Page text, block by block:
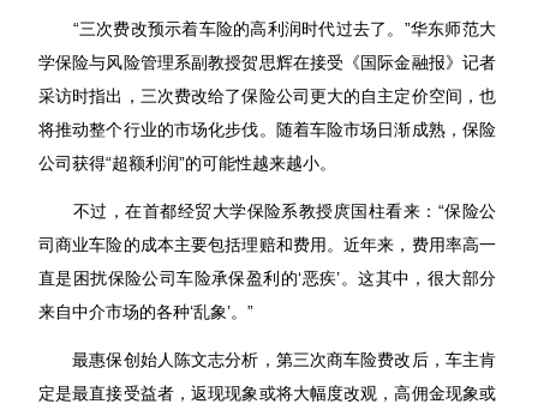
“三次费改预示着车险的高利润时代过去了。”华东师范大
学保险与风险管理系副教授贺思辉在接受《国际金融报》记者
采访时指出，三次费改给了保险公司更大的自主定价空间，也
将推动整个行业的市场化步伐。随着车险市场日渐成熟，保险
公司获得“超额利润”的可能性越来越小。
不过，在首都经贸大学保险系教授庹国柱看来：“保险公
司商业车险的成本主要包括理赔和费用。近年来，费用率高一
直是困扰保险公司车险承保盈利的‘恶疾’。这其中，很大部分
来自中介市场的各种‘乱象’。”
最惠保创始人陈文志分析，第三次商车险费改后，车主肯
定是最直接受益者，返现现象或将大幅度改观，高佣金现象或